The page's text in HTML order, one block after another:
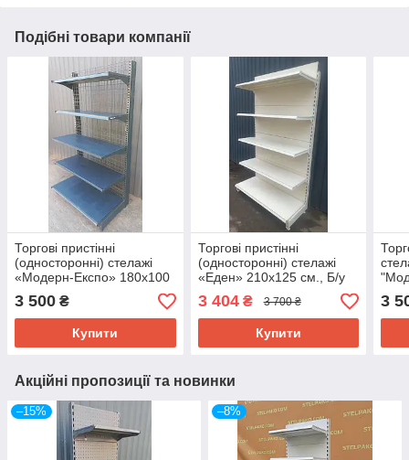
Подібні товари компанії
Торгові пристінні
(односторонні) стелажі
«Модерн-Експо» 180х100
см., чорний, Б/у
3 500 ₴
Купити
Торгові пристінні
(односторонні) стелажі
«Еден» 210х125 см., Б/у
3 404₴ 3 700 ₴
Купити
см.,
у
3
Акційні пропозиції та новинки
–15% –8%